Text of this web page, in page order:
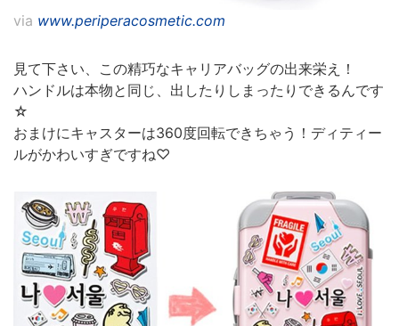
via www.periperacosmetic.com
見て下さい、この精巧なキャリアバッグの出来栄え！
ハンドルは本物と同じ、出したりしまったりできるんです
☆
おまけにキャスターは360度回転できちゃう！ディティー
ルがかわいすぎですね♡